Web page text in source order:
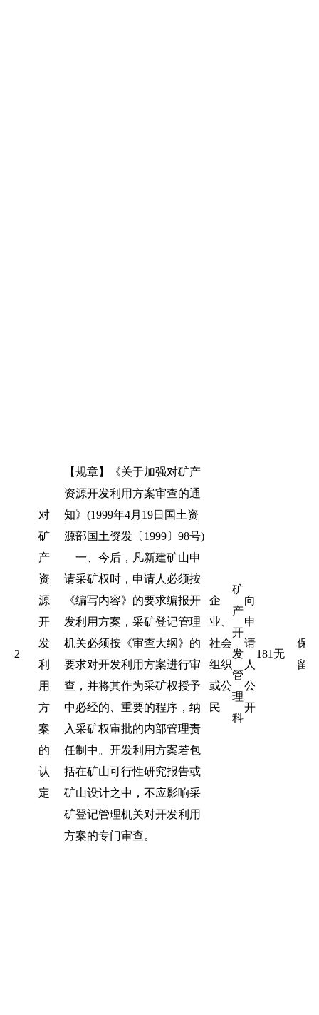
2
对
矿
产
资
源
开
发
利
用
方
案
的
认
定
【规章】《关于加强对矿产
资源开发利用方案审查的通
知》(1999年4月19日国土资
源部国土资发〔1999〕98号)
一、今后，凡新建矿山申
请采矿权时，申请人必须按
《编写内容》的要求编报开
发利用方案，采矿登记管理
机关必须按《审查大纲》的
要求对开发利用方案进行审
查，并将其作为采矿权授予
中必经的、重要的程序，纳
入采矿权审批的内部管理责
任制中。开发利用方案若包
括在矿山可行性研究报告或
矿山设计之中，不应影响采
矿登记管理机关对开发利用
方案的专门审查。
企
业、
社会
组织
或公
民
矿
产
开
发
管
理
科
向
申
请
人
公
开
181无
保
留